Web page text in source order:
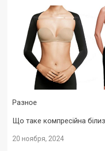
Разное
Що таке компресійна
20 ноября, 2024